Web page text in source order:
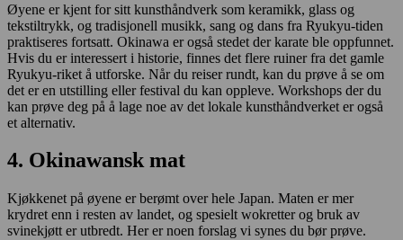
Øyene er kjent for sitt kunsthåndverk som keramikk, glass og
tekstiltrykk, og tradisjonell musikk, sang og dans fra Ryukyu-tiden
praktiseres fortsatt. Okinawa er også stedet der karate ble oppfunnet.
Hvis du er interessert i historie, finnes det flere ruiner fra det gamle
Ryukyu-riket å utforske. Når du reiser rundt, kan du prøve å se om
det er en utstilling eller festival du kan oppleve. Workshops der du
kan prøve deg på å lage noe av det lokale kunsthåndverket er også
et alternativ.
4. Okinawansk mat
Kjøkkenet på øyene er berømt over hele Japan. Maten er mer
krydret enn i resten av landet, og spesielt wokretter og bruk av
svinekjøtt er utbredt. Her er noen forslag vi synes du bør prøve.